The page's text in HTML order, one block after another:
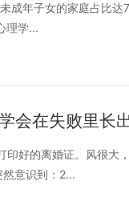
年子女的家庭占比达
理学...
会在失败里长
好的离婚证。风很大
意识到：2...